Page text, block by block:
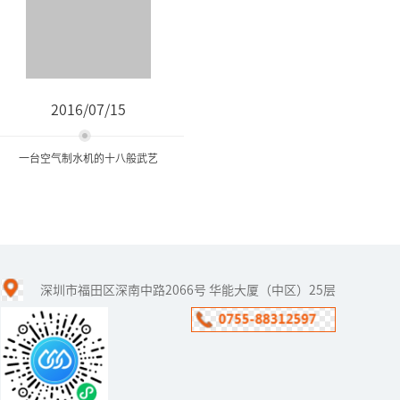
2016/07/15
一台空气制水机的十八般武艺
一台空气制水机的十八般
武艺
深圳市福田区深南中路2066号 华能大厦（中区）25层